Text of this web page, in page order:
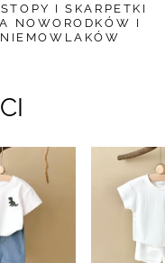
I SKARPETKI
NOWORODKÓW I
NIEMOWLAKÓW